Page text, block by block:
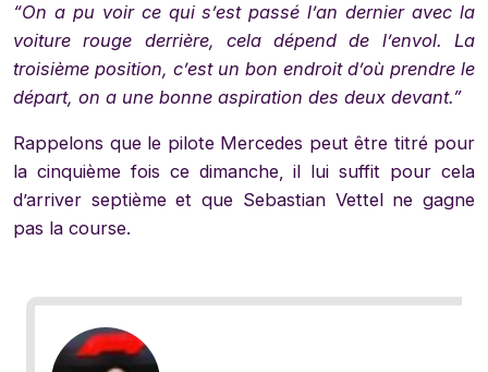
“On a pu voir ce qui s’est passé l’an dernier avec la
voiture rouge derrière, cela dépend de l’envol. La
troisième position, c’est un bon endroit d’où prendre le
départ, on a une bonne aspiration des deux devant.”
Rappelons que le pilote Mercedes peut être titré pour
la cinquième fois ce dimanche, il lui suffit pour cela
d’arriver septième et que Sebastian Vettel ne gagne
pas la course.